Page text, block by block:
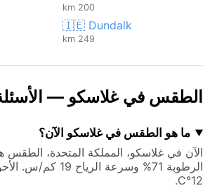
200 km
🇮🇪 Dundalk
249 km
الطقس في غلاسكو —
ما هو الطقس في غلاسكو الآن؟
الرطوبة 71% وسرعة
12°C.